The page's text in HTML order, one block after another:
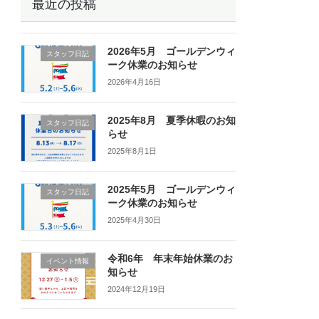
最近の投稿
スタッフ日記
2026年5月 ゴールデンウィ
ーク休業のお知らせ
2026年4月16日
スタッフ日記
2025年8月 夏季休暇のお知
らせ
2025年8月1日
スタッフ日記
2025年5月 ゴールデンウィ
ーク休業のお知らせ
2025年4月30日
イベント情報
令和6年 年末年始休業のお
知らせ
2024年12月19日